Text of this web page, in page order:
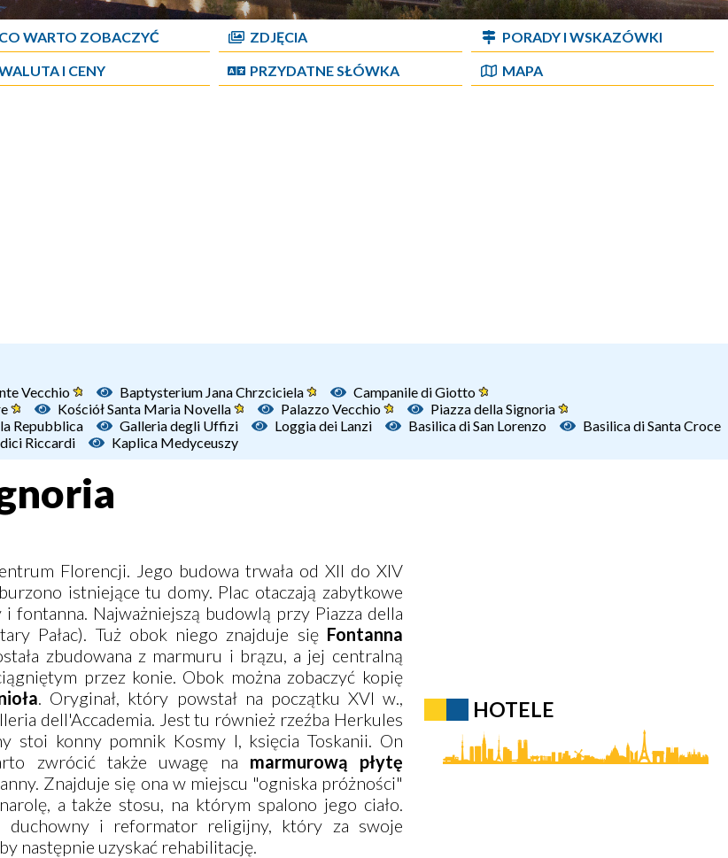
CO WARTO ZOBACZYĆ ZDJĘCIA
PORADY I WSKAZÓWKI
I CENY PRZYDATNE SŁÓWKA MAPA
Vecchio Baptysterium Jana Chrzciciela
Campanile di Giotto
Kościół Santa Maria Novella Palazzo Vecchio
Piazza della Signoria
Repubblica Galleria degli Uffizi Loggia dei Lanzi Basilica di San Lorenzo
Basilica di Santa Croce
Riccardi Kaplica Medyceuszy
Florencji. Jego budowa trwała od XII do XIV
istniejące tu domy. Plac otaczają zabytkowe
fontanna. Najważniejszą budowlą przy Piazza della
Pałac). Tuż obok niego znajduje się Fontanna
zbudowana z marmuru i brązu, a jej centralną
przez konie. Obok można zobaczyć kopię
. Oryginał, który powstał na początku XVI w.,
dell'Accademia. Jest tu również rzeźba Herkules
stoi konny pomnik Kosmy I, księcia Toskanii. On
zwrócić także uwagę na marmurową płytę
Znajduje się ona w miejscu "ogniska próżności"
a także stosu, na którym spalono jego ciało.
duchowny i reformator religijny, który za swoje
następnie uzyskać rehabilitację.
HOTELE